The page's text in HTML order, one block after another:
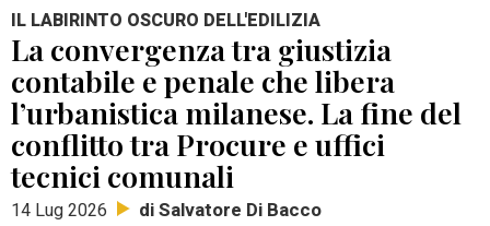
IL LABIRINTO OSCURO DELL'EDILIZIA
La convergenza tra giustizia
contabile e penale che libera
l’urbanistica milanese. La fine del
conflitto tra Procure e uffici
tecnici comunali
14 Lug 2026 di Salvatore Di Bacco